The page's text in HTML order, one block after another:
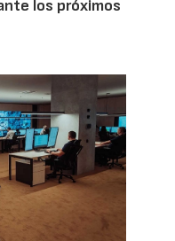
los próximos